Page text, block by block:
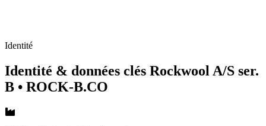
Identité
Identité & données clés Rockwool A/S ser.
B • ROCK-B.CO